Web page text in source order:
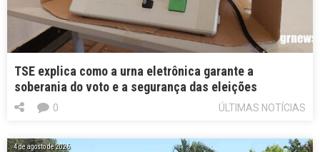
TSE explica como a urna eletrônica garante a
soberania do voto e a segurança das eleições
ÚLTIMAS NOTÍCIAS
0
4 de agosto de 2026